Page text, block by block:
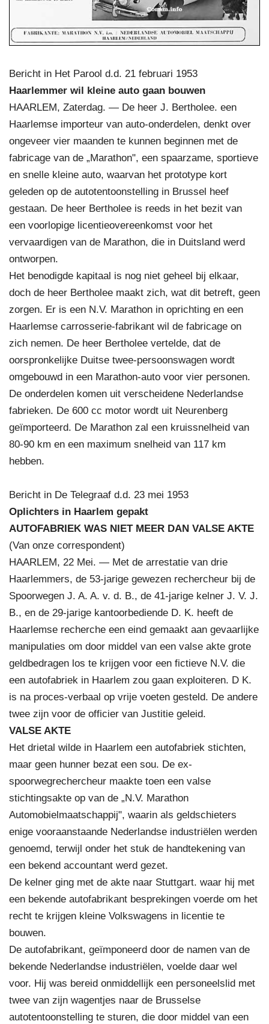
Bericht in Het Parool d.d. 21 februari 1953
Haarlemmer wil kleine auto gaan bouwen
HAARLEM, Zaterdag. — De heer J. Bertholee. een
Haarlemse importeur van auto-onderdelen, denkt over
ongeveer vier maanden te kunnen beginnen met de
fabricage van de „Marathon", een spaarzame, sportieve
en snelle kleine auto, waarvan het prototype kort
geleden op de autotentoonstelling in Brussel heef
gestaan. De heer Bertholee is reeds in het bezit van
een voorlopige licentieovereenkomst voor het
vervaardigen van de Marathon, die in Duitsland werd
ontworpen.
Het benodigde kapitaal is nog niet geheel bij elkaar,
doch de heer Bertholee maakt zich, wat dit betreft, geen
zorgen. Er is een N.V. Marathon in oprichting en een
Haarlemse carrosserie-fabrikant wil de fabricage on
zich nemen. De heer Bertholee vertelde, dat de
oorspronkelijke Duitse twee-persoonswagen wordt
omgebouwd in een Marathon-auto voor vier personen.
De onderdelen komen uit verscheidene Nederlandse
fabrieken. De 600 cc motor wordt uit Neurenberg
geïmporteerd. De Marathon zal een kruissnelheid van
80-90 km en een maximum snelheid van 117 km
hebben.
Bericht in De Telegraaf d.d. 23 mei 1953
Oplichters in Haarlem gepakt
AUTOFABRIEK WAS NIET MEER DAN VALSE AKTE
(Van onze correspondent)
HAARLEM, 22 Mei. — Met de arrestatie van drie
Haarlemmers, de 53-jarige gewezen rechercheur bij de
Spoorwegen J. A. A. v. d. B., de 41-jarige kelner J. V. J.
B., en de 29-jarige kantoorbediende D. K. heeft de
Haarlemse recherche een eind gemaakt aan gevaarlijke
manipulaties om door middel van een valse akte grote
geldbedragen los te krijgen voor een fictieve N.V. die
een autofabriek in Haarlem zou gaan exploiteren. D K.
is na proces-verbaal op vrije voeten gesteld. De andere
twee zijn voor de officier van Justitie geleid.
VALSE AKTE
Het drietal wilde in Haarlem een autofabriek stichten,
maar geen hunner bezat een sou. De ex-
spoorwegrechercheur maakte toen een valse
stichtingsakte op van de „N.V. Marathon
Automobielmaatschappij", waarin als geldschieters
enige vooraanstaande Nederlandse industriëlen werden
genoemd, terwijl onder het stuk de handtekening van
een bekend accountant werd gezet.
De kelner ging met de akte naar Stuttgart. waar hij met
een bekende autofabrikant besprekingen voerde om het
recht te krijgen kleine Volkswagens in licentie te
bouwen.
De autofabrikant, geïmponeerd door de namen van de
bekende Nederlandse industriëlen, voelde daar wel
voor. Hij was bereid onmiddellijk een personeelslid met
twee van zijn wagentjes naar de Brusselse
autotentoonstelling te sturen, die door middel van een